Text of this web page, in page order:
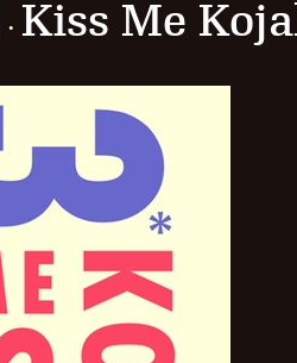
· Kiss Me